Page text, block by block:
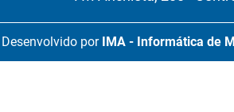
Desenvolvido por IMA - Informática de